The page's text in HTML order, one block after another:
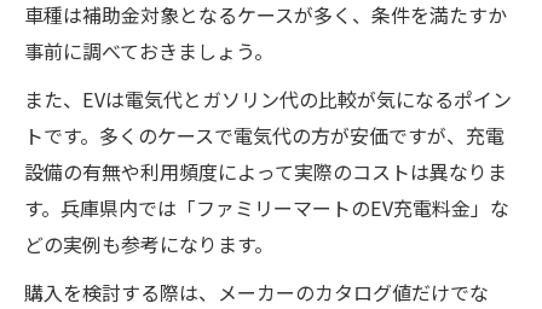
車種は補助金対象となるケースが多く、条件を満たすか
事前に調べておきましょう。
また、EVは電気代とガソリン代の比較が気になるポイン
トです。多くのケースで電気代の方が安価ですが、充電
設備の有無や利用頻度によって実際のコストは異なりま
す。兵庫県内では「ファミリーマートのEV充電料金」な
どの実例も参考になります。
購入を検討する際は、メーカーのカタログ値だけでな